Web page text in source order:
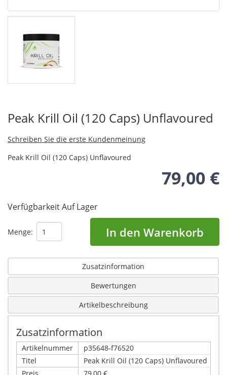
Peak Krill Oil (120 Caps) Unflavoured
Schreiben Sie die erste Kundenmeinung
Peak Krill Oil (120 Caps) Unflavoured
79,00 €
VerfügbarkeitAuf Lager
Menge: In den Warenkorb
Zusatzinformation
Bewertungen
Artikelbeschreibung
Zusatzinformation
Artikelnummer
p35648-f76520
Titel
Peak Krill Oil (120 Caps) Unflavoured